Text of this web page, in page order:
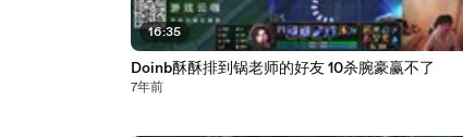
16:35
Doinb酥酥排到锅老师的好友 10杀腕豪赢不了
7年前